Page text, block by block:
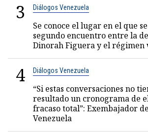
3 Diálogos Venezuela
Se conoce el lugar en el que
segundo encuentro entre la
Dinorah Figuera y el régimen
4 Diálogos Venezuela
“Si estas conversaciones no
resultado un cronograma de
fracaso total”: Exembajador
Venezuela